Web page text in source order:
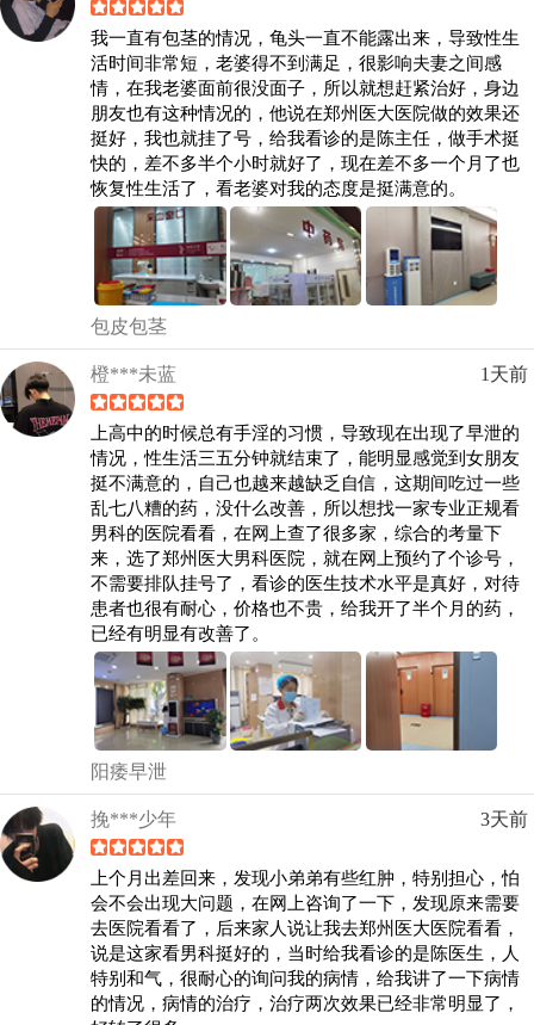
我一直有包茎的情况，龟头一直不能露出来，导致性生
活时间非常短，老婆得不到满足，很影响夫妻之间感
情，在我老婆面前很没面子，所以就想赶紧治好，身边
朋友也有这种情况的，他说在郑州医大医院做的效果还
挺好，我也就挂了号，给我看诊的是陈主任，做手术挺
快的，差不多半个小时就好了，现在差不多一个月了也
恢复性生活了，看老婆对我的态度是挺满意的。
包皮包茎
橙***未蓝 1天前
上高中的时候总有手淫的习惯，导致现在出现了早泄的
情况，性生活三五分钟就结束了，能明显感觉到女朋友
挺不满意的，自己也越来越缺乏自信，这期间吃过一些
乱七八糟的药，没什么改善，所以想找一家专业正规看
男科的医院看看，在网上查了很多家，综合的考量下
来，选了郑州医大男科医院，就在网上预约了个诊号，
不需要排队挂号了，看诊的医生技术水平是真好，对待
患者也很有耐心，价格也不贵，给我开了半个月的药，
已经有明显有改善了。
阳痿早泄
挽***少年 3天前
上个月出差回来，发现小弟弟有些红肿，特别担心，怕
会不会出现大问题，在网上咨询了一下，发现原来需要
去医院看看了，后来家人说让我去郑州医大医院看看，
说是这家看男科挺好的，当时给我看诊的是陈医生，人
特别和气，很耐心的询问我的病情，给我讲了一下病情
的情况，病情的治疗，治疗两次效果已经非常明显了，